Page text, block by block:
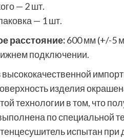
— 2 шт.
— 1 шт.
расстояние:600 мм (+/-5
подключении.
высококачественной
изделия
технологии в том, что
по специальной
испытан